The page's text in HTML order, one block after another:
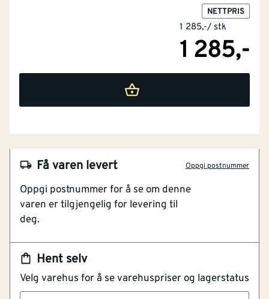
NETTPRIS
1 285,-/ stk
1 285,-
Hent selv
Velg varehus for å se varehuspriser og lagerstatus
Få varen levert Oppgi postnummer
Oppgi postnummer for å se om denne
varen er tilgjengelig for levering til
deg.
NOBB
51221081
Artikkelnummer 101198303
For overgang mellom takflater
En del av Powertekk taksystem
Gjenvinnbar
Powertekk Kilrenne er en del av Isola Powertekk